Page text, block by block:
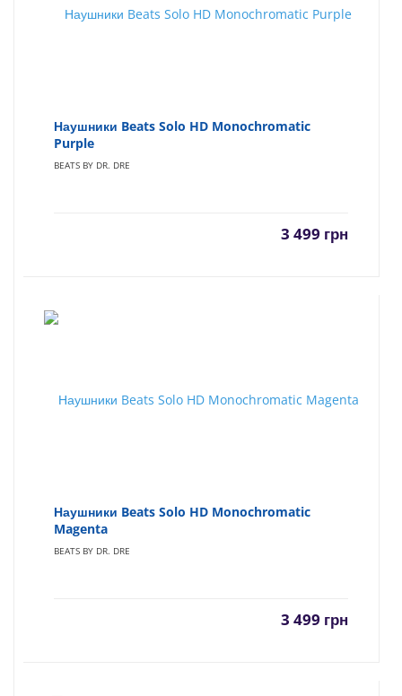
Наушники Beats Solo HD Monochromatic
Purple
BEATS BY DR. DRE
3 499 грн
Наушники Beats Solo HD Monochromatic
Magenta
BEATS BY DR. DRE
3 499 грн